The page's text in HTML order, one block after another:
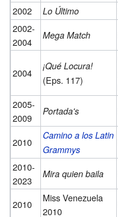
2002 Lo Último
2002-
2004
Mega Match
2004
¡Qué Locura!
(Eps. 117)
2005-
2009
Portada's
2010
Camino a los Latin
Grammys
2010-
2023
Mira quien baila
2010
Miss Venezuela
2010